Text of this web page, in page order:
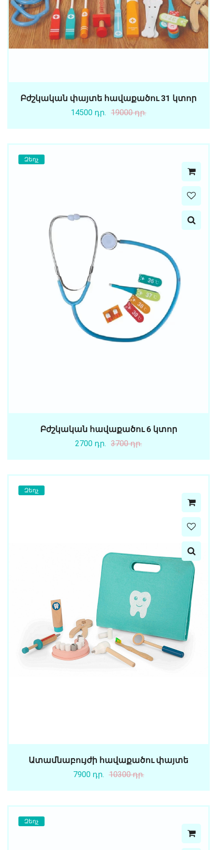
Բժշկական փայտե հավաքածու 31 կտոր
14500 դր. 19000 դր.
Զեղչ
Բժշկական հավաքածու 6 կտոր
2700 դր. 3700 դր.
Զեղչ
Ատամնաբույժի հավաքածու փայտե
7900 դր. 10300 դր.
Զեղչ